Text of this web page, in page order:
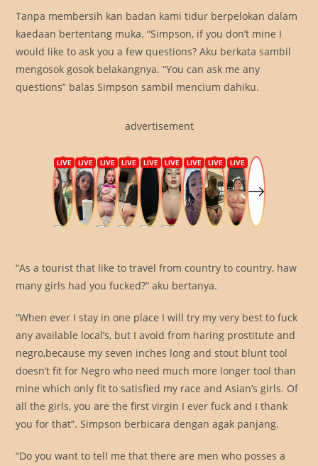
Tanpa membersih kan badan kami tidur berpelokan dalam
kaedaan bertentang muka. “Simpson, if you don’t mine I
would like to ask you a few questions? Aku berkata sambil
mengosok gosok belakangnya. “You can ask me any
questions” balas Simpson sambil mencium dahiku.
advertisement
“As a tourist that like to travel from country to country, haw
many girls had you fucked?” aku bertanya.
“When ever I stay in one place I will try my very best to fuck
any available local’s, but I avoid from haring prostitute and
negro,because my seven inches long and stout blunt tool
doesn’t fit for Negro who need much more longer tool than
mine which only fit to satisfied my race and Asian’s girls. Of
all the girls, you are the first virgin I ever fuck and I thank
you for that”. Simpson berbicara dengan agak panjang.
“Do you want to tell me that there are men who posses a